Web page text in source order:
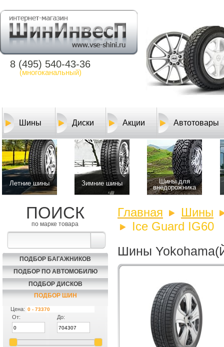
8 (495) 540-43-36
(многоканальный)
Шины Диски Акции Автотовары
Летние шины Зимние шины
Шины для
внедорожника
ПОИСК
по марке товара
ПОДБОР БАГАЖНИКОВ
ПОДБОР ПО АВТОМОБИЛЮ
ПОДБОР ДИСКОВ
ПОДБОР ШИН
Цена:
От:
До:
Главная
Шины
Ice Guard IG60
Шины